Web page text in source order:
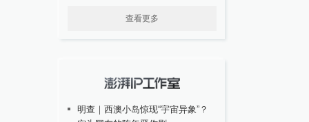
查看更多
明查｜西澳小岛惊现“宇宙异象”？